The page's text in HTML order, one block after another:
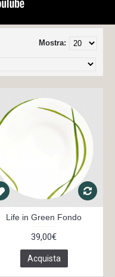
Mostra:
Life in Green Fondo
39,00€
Acquista